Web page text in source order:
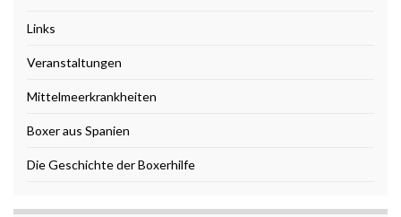
Links
Veranstaltungen
Mittelmeerkrankheiten
Boxer aus Spanien
Die Geschichte der Boxerhilfe